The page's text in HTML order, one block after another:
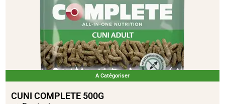
A Catégoriser
CUNI COMPLETE 500G